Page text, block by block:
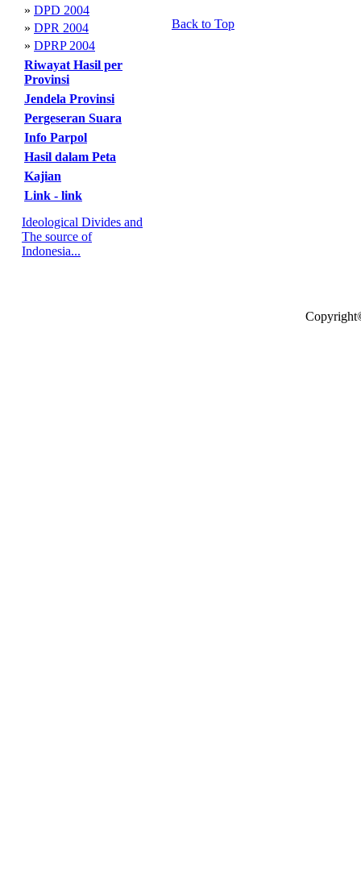
» DPD 2004
» DPR 2004
» DPRP 2004
Riwayat Hasil per
Provinsi
Jendela Provinsi
Pergeseran Suara
Info Parpol
Hasil dalam Peta
Kajian
Link - link
Ideological Divides and
The source of
Indonesia...
Back to Top